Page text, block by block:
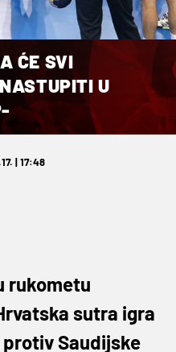
ĆE SVI
U
| 17:48
rukometu
sutra igra
Saudijske